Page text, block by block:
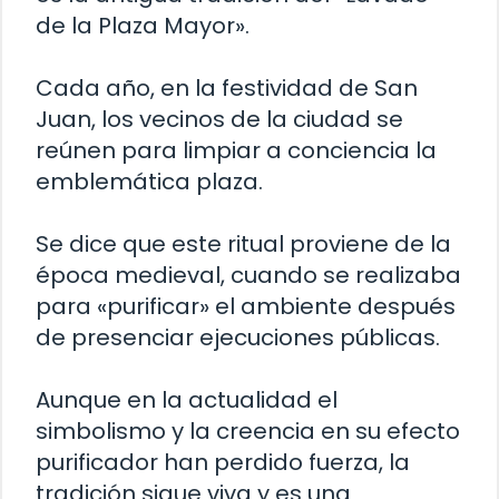
de la Plaza Mayor».
Cada año, en la festividad de San
Juan, los vecinos de la ciudad se
reúnen para limpiar a conciencia la
emblemática plaza.
Se dice que este ritual proviene de la
época medieval, cuando se realizaba
para «purificar» el ambiente después
de presenciar ejecuciones públicas.
Aunque en la actualidad el
simbolismo y la creencia en su efecto
purificador han perdido fuerza, la